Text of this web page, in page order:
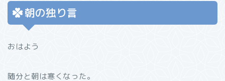
朝の独り言
おはよう
随分と朝は寒くなった。